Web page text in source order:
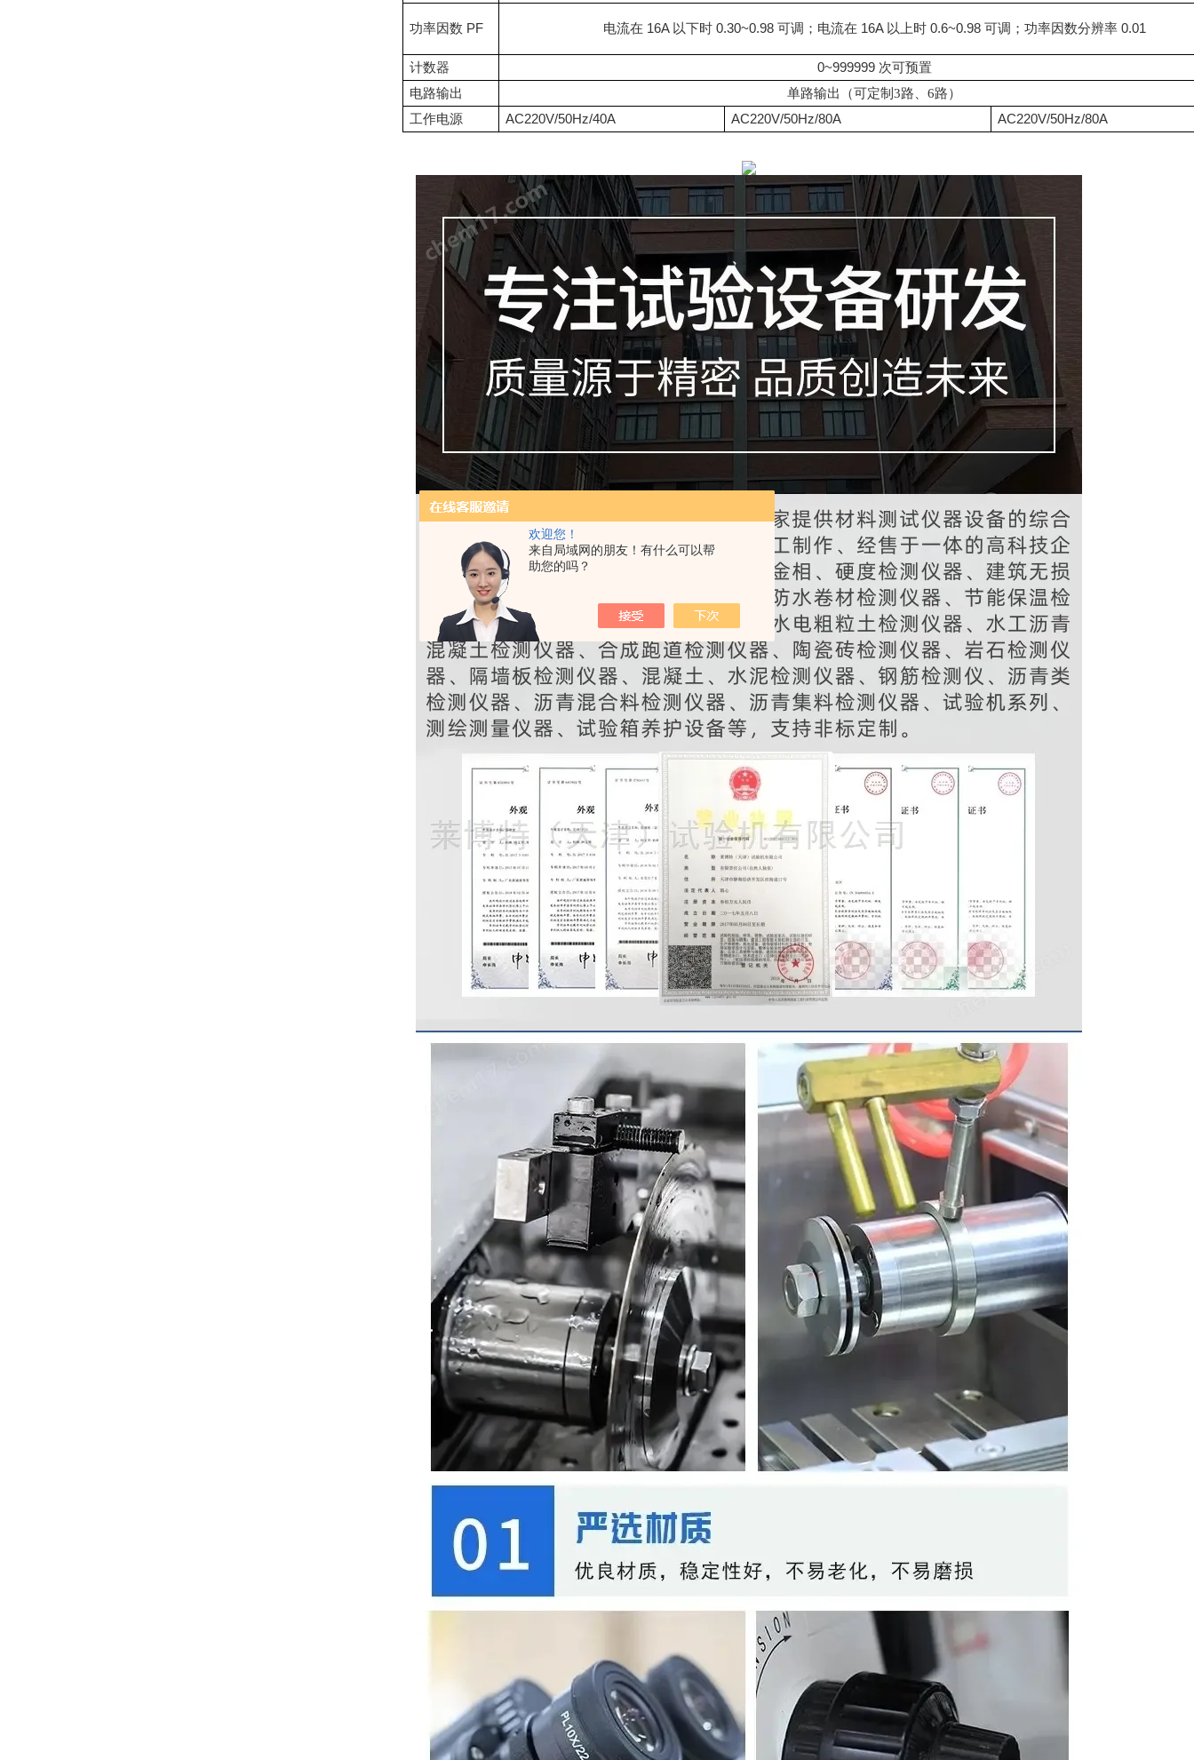
欢迎您！
来自局域网的朋友！有什么可以帮
助您的吗？
功率因数 PF 电流在 16A 以下时0.30~0.98 可调；电流在 16A 以上时0.6~0.98 可调；功率因数分辨率0.01
计数器 0~999999 次可预置
电路输出
单路输出（可定制 3路、6路）
工作电源
AC220V/50Hz/40A AC220V/50Hz/80A AC220V/50Hz/80A